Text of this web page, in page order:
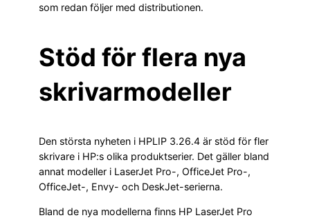
som redan följer med distributionen.
Stöd för flera nya
skrivarmodeller
Den största nyheten i HPLIP 3.26.4 är stöd för fler
skrivare i HP:s olika produktserier. Det gäller bland
annat modeller i LaserJet Pro-, OfficeJet Pro-,
OfficeJet-, Envy- och DeskJet-serierna.
Bland de nya modellerna finns HP LaserJet Pro